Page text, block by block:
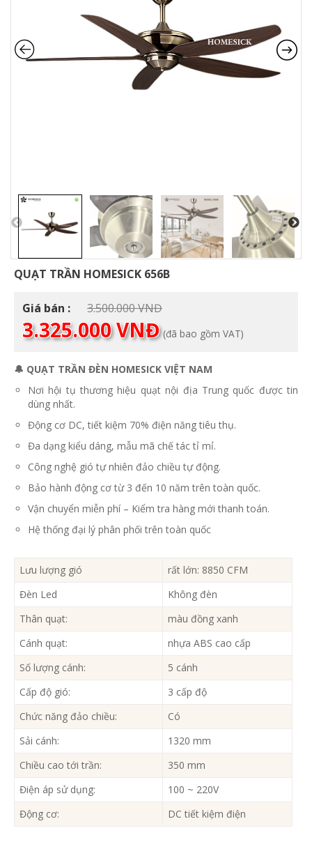
QUẠT TRẦN HOMESICK 656B
Giá bán : 3.500.000VNĐGiá
là:
3.325.000VNĐGiá
hiện
là:
3.325.000 VNĐ.
(đã bao gồm VAT)
🔔 QUẠT TRẦN ĐÈN HOMESICK VIỆT NAM
Nơi hội tụ thương hiệu quạt nội địa Trung quốc được tin
dùng nhất.
Động cơ DC, tiết kiệm 70% điện năng tiêu thụ.
Đa dạng kiểu dáng, mẫu mã chế tác tỉ mỉ.
Công nghệ gió tự nhiên đảo chiều tự động.
Bảo hành động cơ từ 3 đến 10 năm trên toàn quốc.
Vận chuyển miễn phí – Kiểm tra hàng mới thanh toán.
Hệ thống đại lý phân phối trên toàn quốc
Lưu lượng gió
rất lớn: 8850 CFM
Đèn Led
Không đèn
Thân quạt:
màu đồng xanh
Cánh quạt:
nhựa ABS cao cấp
Số lượng cánh:
5 cánh
Cấp độ gió:
3 cấp độ
Chức năng đảo chiều:
Có
Sải cánh:
1320 mm
Chiều cao tới trần:
350 mm
Điện áp sử dụng:
100 ~ 220V
Động cơ:
DC tiết kiệm điện